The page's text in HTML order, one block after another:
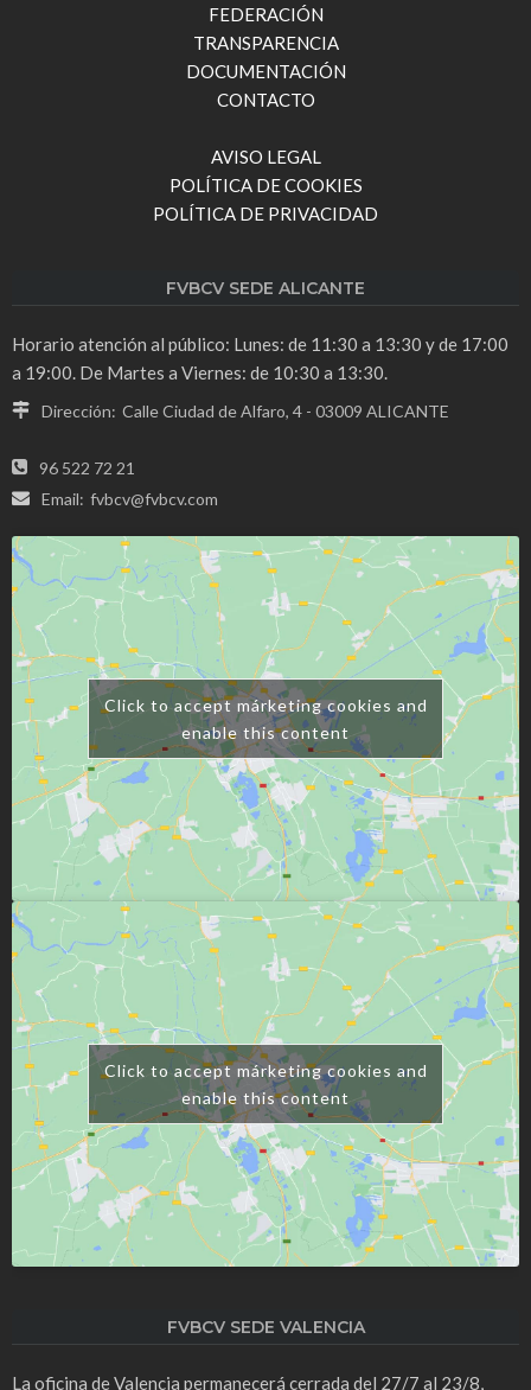
FEDERACIÓN
TRANSPARENCIA
DOCUMENTACIÓN
CONTACTO
AVISO LEGAL
POLÍTICA DE COOKIES
POLÍTICA DE PRIVACIDAD
FVBCV SEDE ALICANTE
Horario atención al público: Lunes: de 11:30 a 13:30 y de 17:00
a 19:00. De Martes a Viernes: de 10:30 a 13:30.
Dirección: Calle Ciudad de Alfaro, 4 - 03009 ALICANTE
96 522 72 21
Email: fvbcv@fvbcv.com
Click to accept márketing cookies and
enable this content
Click to accept márketing cookies and
enable this content
FVBCV SEDE VALENCIA
La oficina de Valencia permanecerá cerrada del 27/7 al 23/8,